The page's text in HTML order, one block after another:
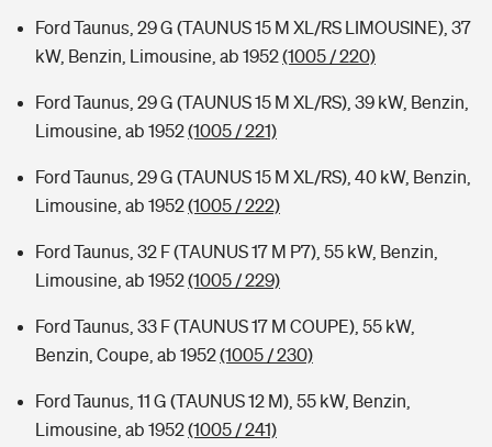
Ford Taunus, 29 G (TAUNUS 15 M XL/RS LIMOUSINE), 37
kW, Benzin, Limousine, ab 1952(1005 / 220)
Ford Taunus, 29 G (TAUNUS 15 M XL/RS), 39 kW, Benzin,
Limousine, ab 1952(1005 / 221)
Ford Taunus, 29 G (TAUNUS 15 M XL/RS), 40 kW, Benzin,
Limousine, ab 1952(1005 / 222)
Ford Taunus, 32 F (TAUNUS 17 M P7), 55 kW, Benzin,
Limousine, ab 1952(1005 / 229)
Ford Taunus, 33 F (TAUNUS 17 M COUPE), 55 kW,
Benzin, Coupe, ab 1952(1005 / 230)
Ford Taunus, 11 G (TAUNUS 12 M), 55 kW, Benzin,
Limousine, ab 1952(1005 / 241)